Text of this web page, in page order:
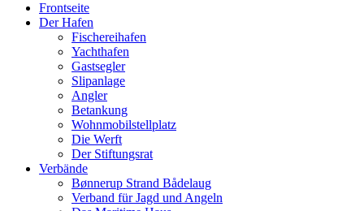
Frontseite
Der Hafen
Fischereihafen
Yachthafen
Gastsegler
Slipanlage
Angler
Betankung
Wohnmobilstellplatz
Die Werft
Der Stiftungsrat
Verbände
Bønnerup Strand Bådelaug
Verband für Jagd und Angeln